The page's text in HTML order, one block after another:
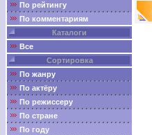
По рейтингу
По комментариям
Каталоги
Все
Сортировка
По жанру
По актёру
По режиссеру
По стране
По году